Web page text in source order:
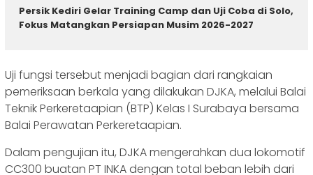
Persik Kediri Gelar Training Camp dan Uji Coba di Solo,
Fokus Matangkan Persiapan Musim 2026-2027
Uji fungsi tersebut menjadi bagian dari rangkaian
pemeriksaan berkala yang dilakukan DJKA, melalui Balai
Teknik Perkeretaapian (BTP) Kelas I Surabaya bersama
Balai Perawatan Perkeretaapian.
Dalam pengujian itu, DJKA mengerahkan dua lokomotif
CC300 buatan PT INKA dengan total beban lebih dari